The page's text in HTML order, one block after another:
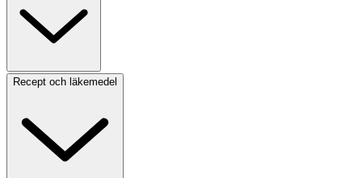
Recept och läkemedel